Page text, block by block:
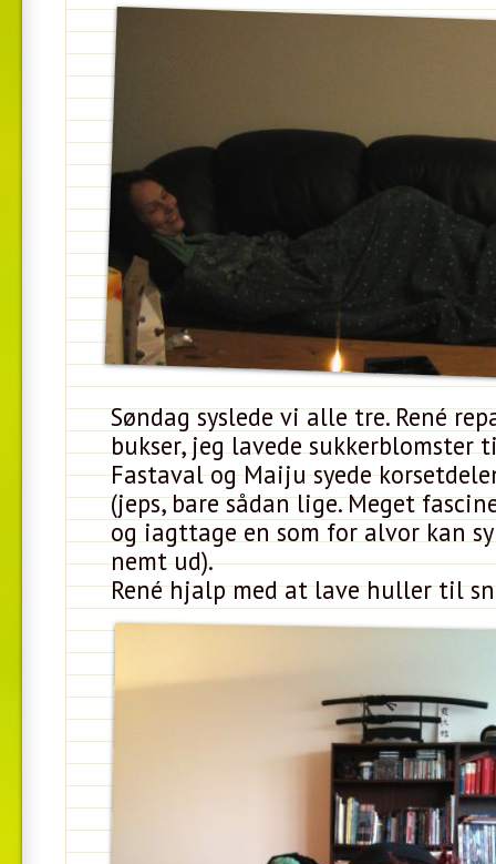
Søndag syslede vi alle tre. René
bukser, jeg lavede sukkerblomster
Fastaval og Maiju syede
(jeps, bare sådan lige. Meget
og iagttage en som for alvor kan
nemt ud).
René hjalp med at lave huller til